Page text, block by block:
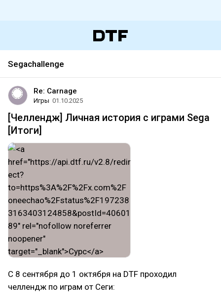
Segachallenge
Re: Carnage
Игры 01.10.2025
[Челлендж] Личная история с играми Sega
[Итоги]
С 8 сентября до 1 октября на DTF проходил
челлендж по играм от Сеги: